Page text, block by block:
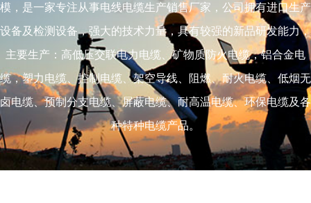
模，是一家专注从事电线电缆生产销售厂家，公司拥有进口生产
设备及检测设备，强大的技术力量，具有较强的新品研发能力，
主要生产：高低压交联电力电缆、矿物质防火电缆，铝合金电
缆，塑力电缆、控制电缆、架空导线、阻燃、耐火电缆、低烟无
卤电缆、预制分支电缆、屏蔽电缆、耐高温电缆、环保电缆及各
种特种电缆产品。